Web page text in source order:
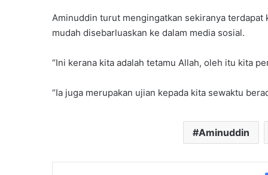
Aminuddin turut mengingatkan sekiranya terdapat
mudah disebarluaskan ke dalam media sosial.
“Ini kerana kita adalah tetamu Allah, oleh itu kita
“Ia juga merupakan ujian kepada kita sewaktu
Aminuddin